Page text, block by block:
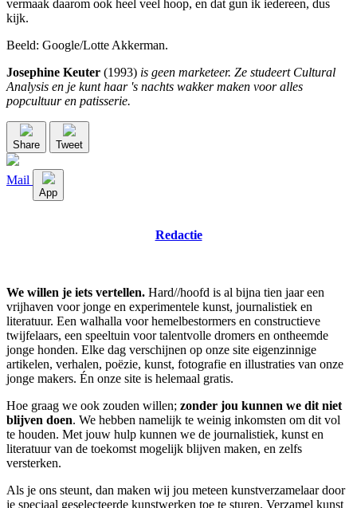
vermaak daarom ook heel veel hoop, en dat gun ik iedereen, dus
kijk.
Beeld: Google/Lotte Akkerman.
Josephine Keuter (1993) is geen marketeer. Ze studeert Cultural
Analysis en je kunt haar 's nachts wakker maken voor alles
popcultuur en patisserie.
Share Tweet
Mail
App
Redactie
We willen je iets vertellen. Hard//hoofd is al bijna tien jaar een
vrijhaven voor jonge en experimentele kunst, journalistiek en
literatuur. Een walhalla voor hemelbestormers en constructieve
twijfelaars, een speeltuin voor talentvolle dromers en ontheemde
jonge honden. Elke dag verschijnen op onze site eigenzinnige
artikelen, verhalen, poëzie, kunst, fotografie en illustraties van onze
jonge makers. Én onze site is helemaal gratis.
Hoe graag we ook zouden willen; zonder jou kunnen we dit niet
blijven doen. We hebben namelijk te weinig inkomsten om dit vol
te houden. Met jouw hulp kunnen we de journalistiek, kunst en
literatuur van de toekomst mogelijk blijven maken, en zelfs
versterken.
Als je ons steunt, dan maken wij jou meteen kunstverzamelaar door
je speciaal geselecteerde kunstwerken toe te sturen. Verzamel kunst